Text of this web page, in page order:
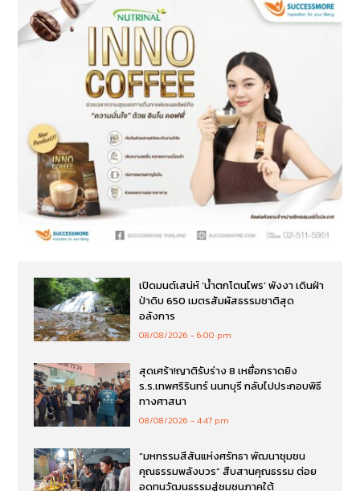
เปิดมนต์เสน่ห์ ‘น้ำตกโตนไพร’ พังงา เดินฝ่า
ป่าดิบ 650 เมตรสัมผัสธรรมชาติสุด
อลังการ
08/08/2026 6:00 pm
สุดเศร้า!ญาติรับร่าง 8 เหยื่อกราดยิง
ร.ร.เทพศริรินทร์ นนทบุรี กลับไปประกอบพิธี
ทางศาสนา
08/08/2026 4:47 pm
“มหกรรมสีสันแห่งศรัทธา พัฒนาชุมชน
คุณธรรมพลังบวร” สืบสานคุณธรรม ต่อย
อดทุนวัฒนธรรมสู่ชุมชนภาคใต้